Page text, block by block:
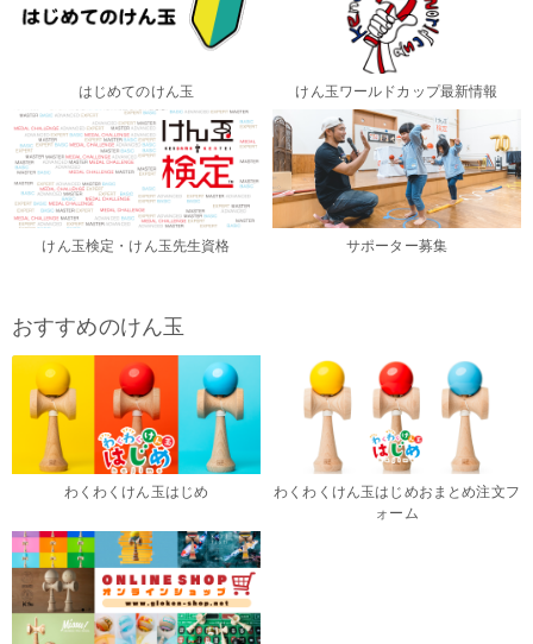
はじめてのけん玉 けん玉ワールドカップ最新情報
けん玉検定・けん玉先生資格 サポーター募集
おすすめのけん玉
わくわくけん玉はじめ
わくわくけん玉はじめおまとめ注文フ
ォーム